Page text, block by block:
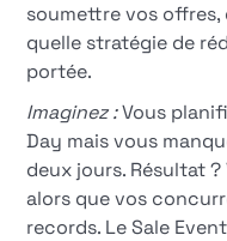
soumettre vos
quelle stratégie de
portée.
Imaginez :Vous
Day mais vous
deux jours. Résultat
alors que vos
records. Le Sale